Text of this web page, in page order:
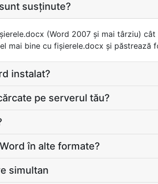
susţinute?
(Word 2007 și mai târziu)
mai bine cu fișierele.docx și păstrează
instalat?
pe serverul tău?
în alte formate?
simultan